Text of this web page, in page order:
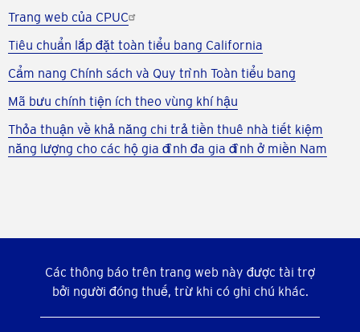
Trang web của CPUC
Tiêu chuẩn lắp đặt toàn tiểu bang California
Cẩm nang Chính sách và Quy trình Toàn tiểu bang
Mã bưu chính tiện ích theo vùng khí hậu
Thỏa thuận về khả năng chi trả tiền thuê nhà tiết kiệm
năng lượng cho các hộ gia đình đa gia đình ở miền Nam
Các thông báo trên trang web này được tài trợ
bởi người đóng thuế, trừ khi có ghi chú khác.